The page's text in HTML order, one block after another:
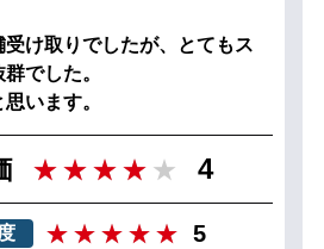
け取りでしたが、とてもス
でした。
います。
4
5